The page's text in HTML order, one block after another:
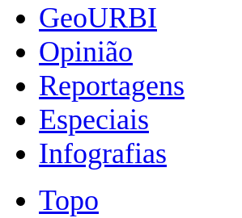
GeoURBI
Opinião
Reportagens
Especiais
Infografias
Topo